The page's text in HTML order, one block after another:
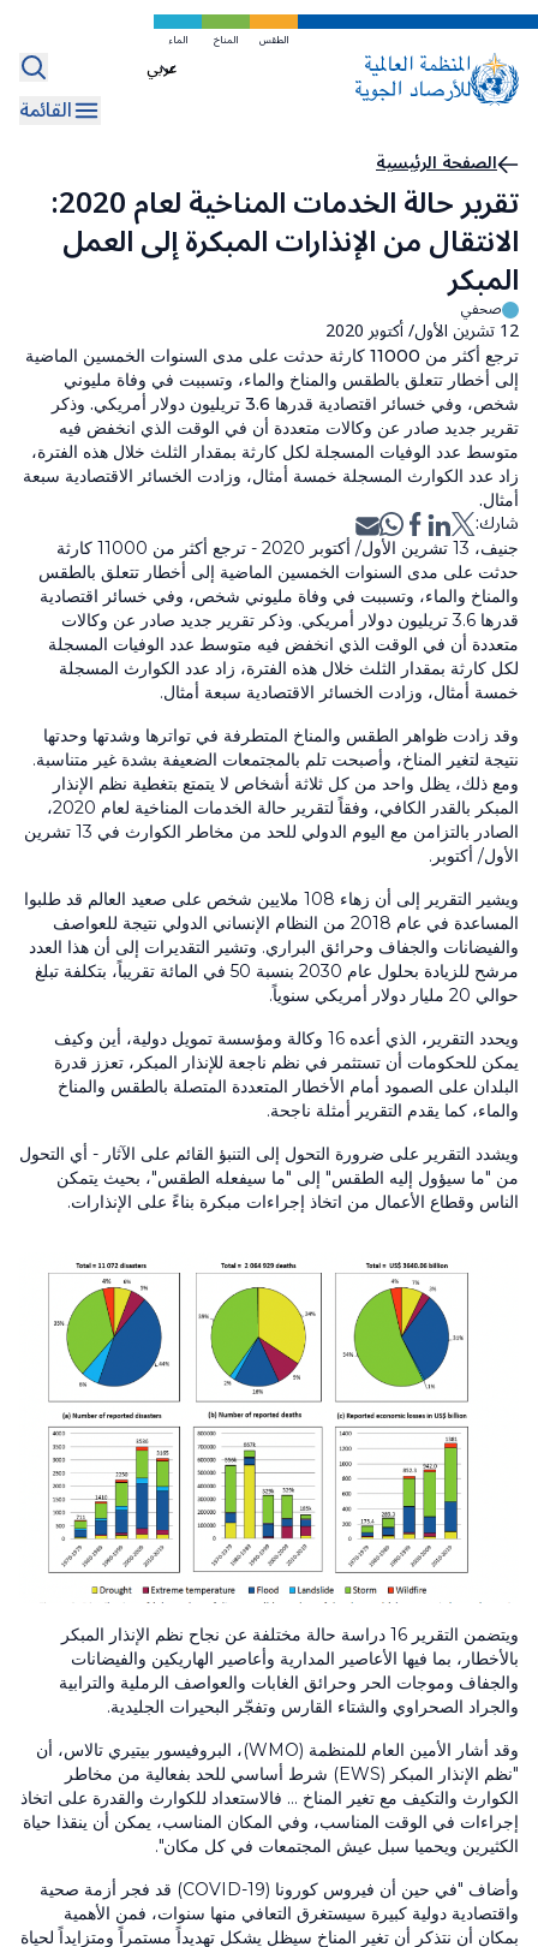
تخطي
المحتوى
الرئيسي
الطقس المناخ الماء
Select
your
القائمة
مسار
التنقل
الصفحة الرئيسية
تقرير حالة الخدمات المناخية لعام 2020:
الانتقال من الإنذارات المبكرة إلى العمل
المبكر
صحفي
12 تشرين الأول/ أكتوبر 2020
ترجع أكثر من 11000 كارثة حدثت على مدى السنوات الخمسين الماضية
إلى أخطار تتعلق بالطقس والمناخ والماء، وتسببت في وفاة مليوني
شخص، وفي خسائر اقتصادية قدرها 3.6 تريليون دولار أمريكي. وذكر
تقرير جديد صادر عن وكالات متعددة أن في الوقت الذي انخفض فيه
متوسط عدد الوفيات المسجلة لكل كارثة بمقدار الثلث خلال هذه الفترة،
زاد عدد الكوارث المسجلة خمسة أمثال، وزادت الخسائر الاقتصادية سبعة
أمثال.
شارك:
جنيف، 13 تشرين الأول/ أكتوبر 2020
- ترجع أكثر من 11000 كارثة
حدثت على مدى السنوات الخمسين الماضية إلى أخطار تتعلق بالطقس
والمناخ والماء، وتسببت في وفاة مليوني شخص، وفي خسائر اقتصادية
قدرها 3.6تريليون دولار أمريكي. وذكر تقرير جديد صادر عن وكالات
متعددة أن في الوقت الذي انخفض فيه متوسط عدد الوفيات المسجلة
لكل كارثة بمقدار الثلث خلال هذه الفترة، زاد عدد الكوارث المسجلة
خمسة أمثال، وزادت الخسائر الاقتصادية سبعة أمثال.
وقد زادت ظواهر الطقس والمناخ المتطرفة في تواترها وشدتها وحدتها
نتيجة لتغير المناخ، وأصبحت تلم بالمجتمعات الضعيفة بشدة غير متناسبة.
ومع ذلك، يظل واحد من كل ثلاثة أشخاص لا يتمتع بتغطية نظم الإنذار
المبكر بالقدر الكافي، وفقاً لتقرير حالة الخدمات المناخية لعام 2020،
الصادر بالتزامن مع اليوم الدولي للحد من مخاطر الكوارث في 13 تشرين
الأول/ أكتوبر.
ويشير التقرير إلى أن زهاء 108 ملايين شخص على صعيد العالم قد طلبوا
المساعدة في عام 2018 من النظام الإنساني الدولي نتيجة للعواصف
والفيضانات والجفاف وحرائق البراري. وتشير التقديرات إلى أن هذا العدد
مرشح للزيادة بحلول عام 2030 بنسبة 50 في المائة تقريباً، بتكلفة تبلغ
حوالي 20 مليار دولار أمريكي سنوياً.
ويحدد التقرير، الذي أعده 16 وكالة ومؤسسة تمويل دولية، أين وكيف
يمكن للحكومات أن تستثمر في نظم ناجعة للإنذار المبكر، تعزز قدرة
البلدان على الصمود أمام الأخطار المتعددة المتصلة بالطقس والمناخ
والماء، كما يقدم التقرير أمثلة ناجحة.
ويشدد التقرير على ضرورة التحول إلى التنبؤ القائم على الآثار - أي التحول
من "ما سيؤول إليه الطقس" إلى "ما سيفعله الطقس"، بحيث يتمكن
الناس وقطاع الأعمال من اتخاذ إجراءات مبكرة بناءً على الإنذارات.
ويتضمن التقرير 16 دراسة حالة مختلفة عن نجاح نظم الإنذار المبكر
بالأخطار، بما فيها الأعاصير المدارية وأعاصير الهاريكين والفيضانات
والجفاف وموجات الحر وحرائق الغابات والعواصف الرملية والترابية
والجراد الصحراوي والشتاء القارس وتفجّر البحيرات الجليدية.
وقد أشار الأمين العام للمنظمة (WMO)، البروفيسور بيتيري تالاس، أن
"نظم الإنذار المبكر (EWS)
شرط أساسي للحد بفعالية من مخاطر
الكوارث والتكيف مع تغير المناخ ... فالاستعداد للكوارث والقدرة على اتخاذ
إجراءات في الوقت المناسب، وفي المكان المناسب، يمكن أن ينقذا حياة
الكثيرين ويحميا سبل عيش المجتمعات في كل مكان".
وأضاف "في حين أن فيروس كورونا (COVID-19)
قد فجر أزمة صحية
واقتصادية دولية كبيرة سيستغرق التعافي منها سنوات، فمن الأهمية
بمكان أن نتذكر أن تغير المناخ سيظل يشكل تهديداً مستمراً ومتزايداً لحياة